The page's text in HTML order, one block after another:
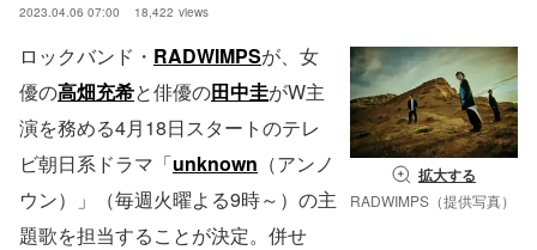
2023.04.06 07:00 18,422 views
拡大する
RADWIMPS（提供写真）
ロックバンド・ RADWIMPSが、女
優の高畑充希と俳優の田中圭がW主
演を務める4月18日スタートのテレ
ビ朝日系ドラマ「unknown （アンノ
ウン）」（毎週火曜よる9時～）の主
題歌を担当することが決定。併せ